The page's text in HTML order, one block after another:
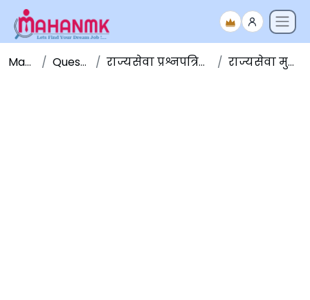
Maha NMK Question Papers राज्यसेवा प्रश्नपत्रिका संच - Question Papers राज्यसेवा मुख्य परीक्षा २०१७ GS-1